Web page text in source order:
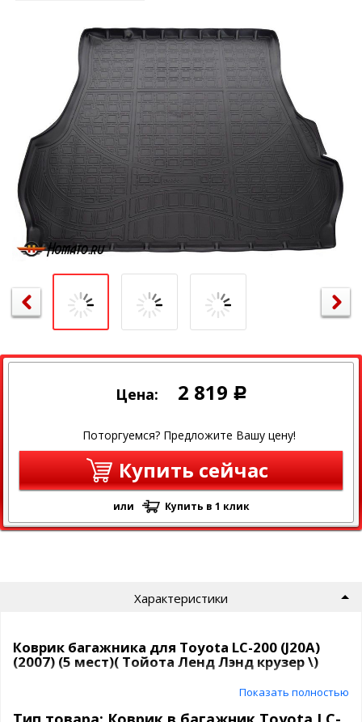
Цена: 2 819 Р
Поторгуемся? Предложите Вашу цену!
Купить сейчас
или Купить в 1 клик
Характеристики
Коврик багажника для Toyota LC-200 (J20A)
(2007) (5 мест)( Тойота Ленд Лэнд крузер \)
Полиуретановый автомобильный коврик в багажник Norplast
Материал: Полиуретан
Показать полностью